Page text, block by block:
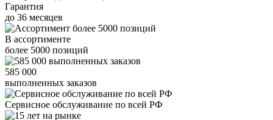
Гарантия
до 36 месяцев
В ассортименте
более 5000 позиций
585 000
выполненных заказов
Сервисное обслуживание по всей РФ